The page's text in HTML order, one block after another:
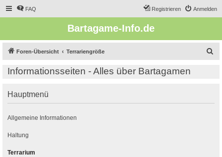
FAQ Anmelden
Registrieren
Bartagame-Info.de
Foren-Übersicht Terrariengröße
Informationsseiten - Alles über Bartagamen
Hauptmenü
Allgemeine Informationen
Haltung
Terrarium